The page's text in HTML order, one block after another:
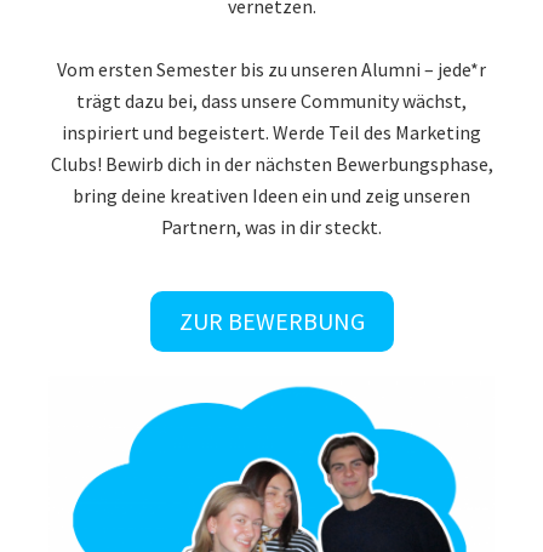
vernetzen.
Vom ersten Semester bis zu unseren Alumni – jede*r
trägt dazu bei, dass unsere Community wächst,
inspiriert und begeistert. Werde Teil des Marketing
Clubs! Bewirb dich in der nächsten Bewerbungsphase,
bring deine kreativen Ideen ein und zeig unseren
Partnern, was in dir steckt.
ZUR BEWERBUNG